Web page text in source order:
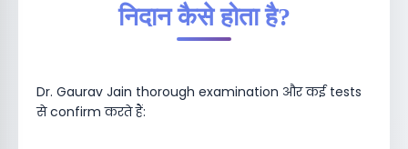
निदान कैसे होता है?
Dr. Gaurav Jain thorough examination और कई tests
से confirm करते हैं: